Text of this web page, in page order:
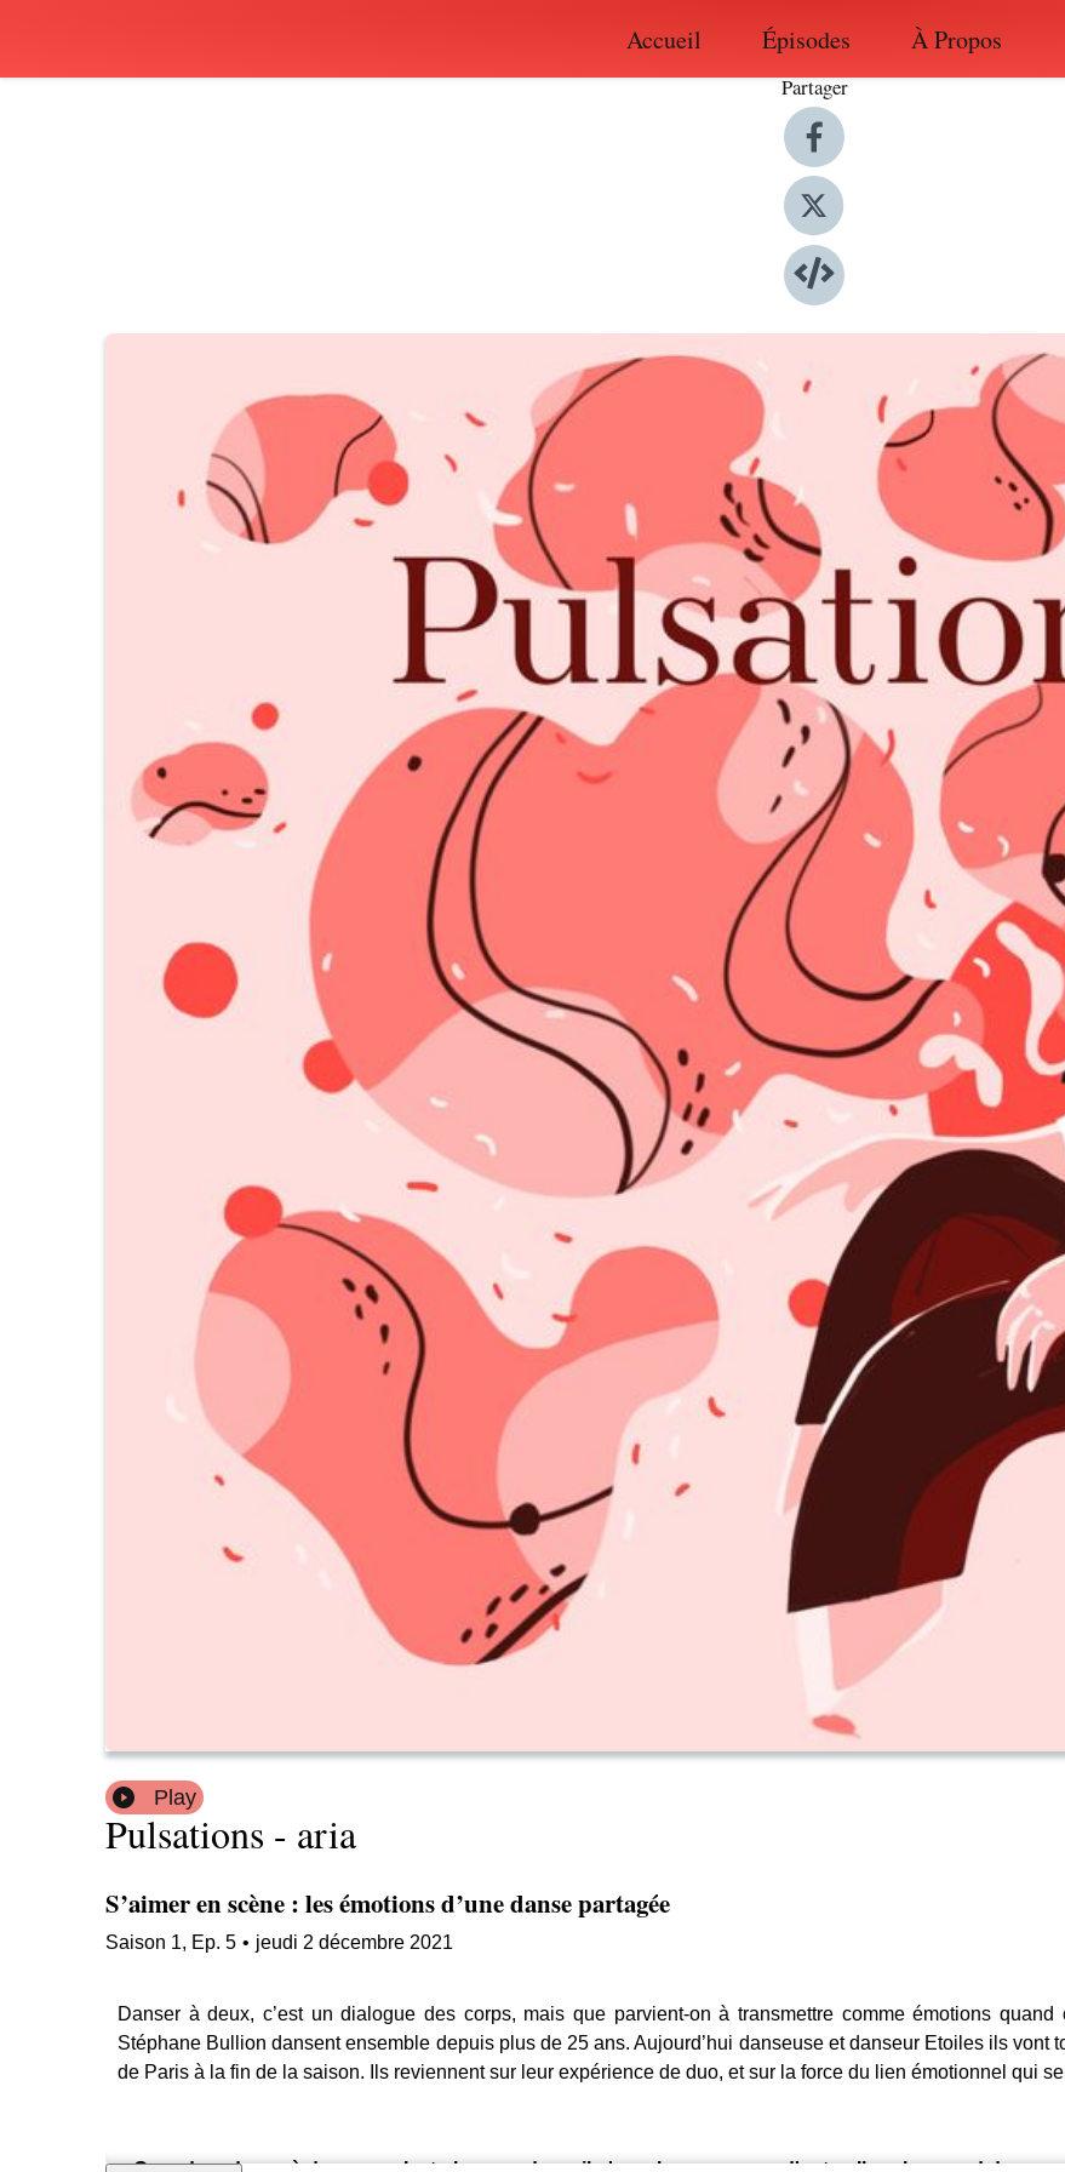
Accueil Épisodes À Propos
Partager
Play
Pulsations - aria
S’aimer en scène : les émotions d’une danse partagée
Saison 1, Ep. 5 • jeudi 2 décembre 2021
Danser à deux, c’est un dialogue des corps, mais que parvient-on à transmettre comme émotions
Stéphane Bullion dansent ensemble depuis plus de 25 ans. Aujourd’hui danseuse et danseur Etoiles ils vont
de Paris à la fin de la saison. Ils reviennent sur leur expérience de duo, et sur la force du lien émotionnel qui